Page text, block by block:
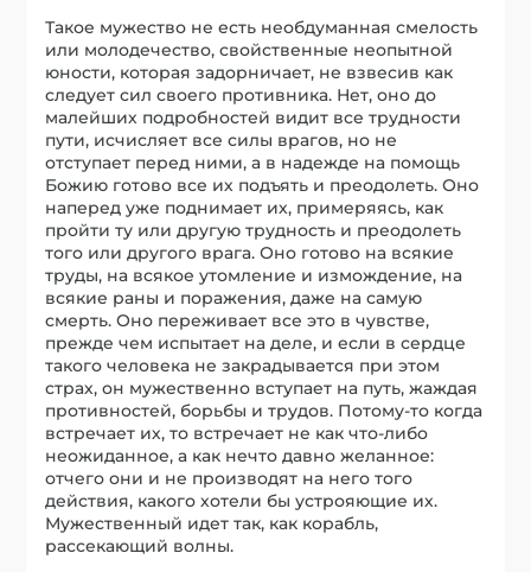
Такое мужество не есть необдуманная смелость
или молодечество, свойственные неопытной
юности, которая задорничает, не взвесив как
следует сил своего противника. Нет, оно до
малейших подробностей видит все трудности
пути, исчисляет все силы врагов, но не
отступает перед ними, а в надежде на помощь
Божию готово все их подъять и преодолеть. Оно
наперед уже поднимает их, примеряясь, как
пройти ту или другую трудность и преодолеть
того или другого врага. Оно готово на всякие
труды, на всякое утомление и измождение, на
всякие раны и поражения, даже на самую
смерть. Оно переживает все это в чувстве,
прежде чем испытает на деле, и если в сердце
такого человека не закрадывается при этом
страх, он мужественно вступает на путь, жаждая
противностей, борьбы и трудов. Потому-то когда
встречает их, то встречает не как что-либо
неожиданное, а как нечто давно желанное:
отчего они и не производят на него того
действия, какого хотели бы устрояющие их.
Мужественный идет так, как корабль,
рассекающий волны.